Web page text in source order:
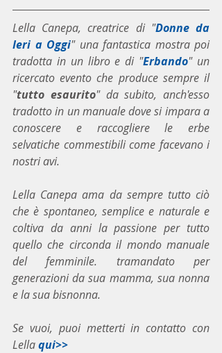
Lella Canepa, creatrice di "Donne da
Ieri a Oggi" una fantastica mostra poi
tradotta in un libro e di "Erbando" un
ricercato evento che produce sempre il
"tutto esaurito" da subito, anch'esso
tradotto in un manuale dove si impara a
conoscere e raccogliere le erbe
selvatiche commestibili come facevano i
nostri avi.
Lella Canepa ama da sempre tutto ciò
che è spontaneo, semplice e naturale e
coltiva da anni la passione per tutto
quello che circonda il mondo manuale
del femminile. tramandato per
generazioni da sua mamma, sua nonna
e la sua bisnonna.
Se vuoi, puoi metterti in contatto con
Lella qui>>